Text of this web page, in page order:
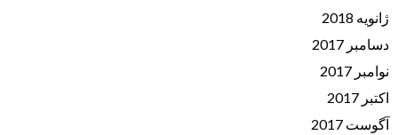
ژانویه 2018
دسامبر 2017
نوامبر 2017
اکتبر 2017
آگوست 2017